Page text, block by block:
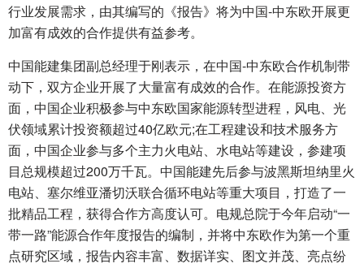
行业发展需求，由其编写的《报告》将为中国-中东欧开展更
加富有成效的合作提供有益参考。
中国能建集团副总经理于刚表示，在中国-中东欧合作机制带
动下，双方企业开展了大量富有成效的合作。在能源投资方
面，中国企业积极参与中东欧国家能源转型进程，风电、光
伏领域累计投资额超过40亿欧元;在工程建设和技术服务方
面，中国企业参与多个主力火电站、水电站等建设，参建项
目总规模超过200万千瓦。中国能建先后参与波黑斯坦纳里火
电站、塞尔维亚潘切沃联合循环电站等重大项目，打造了一
批精品工程，获得合作方高度认可。电规总院于今年启动“一
带一路”能源合作年度报告的编制，并将中东欧作为第一个重
点研究区域，报告内容丰富、数据详实、图文并茂、亮点纷